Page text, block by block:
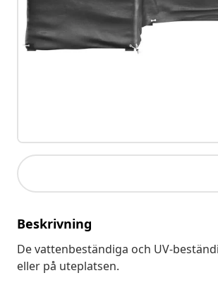
Beskrivning
De vattenbeständiga och UV-
eller på uteplatsen.